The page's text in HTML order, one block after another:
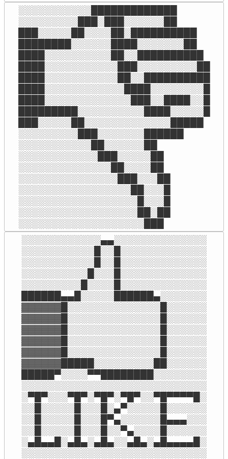
░░░░░░░░░░░█████████████
░░░░░░░░░███░███░░░░░░██
███░░░░░██░░░░██░██████████
████████░░░░░░████░░░░░░░██
████░░░░░░░░░░██░░██████████
████░░░░░░░░░░░███░░░░░░░░░██
████░░░░░░░░░░░██░░██████████
████░░░░░░░░░░░░████░░░░░░░░█
████░░░░░░░░░░░░░███░░████░░█
█████████░░░░░░░░░░████░░░░░█
███░░░░░██░░░░░░░░░░░░░█████
░░░░░░░░░███░░░░░░░██████
░░░░░░░░░░░██░░░░░░██
░░░░░░░░░░░░███░░░░░██
░░░░░░░░░░░░░░██░░░░██
░░░░░░░░░░░░░░░███░░░██
░░░░░░░░░░░░░░░░░██░░░█
░░░░░░░░░░░░░░░░░░█░░░█
░░░░░░░░░░░░░░░░░░██░██
░░░░░░░░░░░░░░░░░░░███
░░░░░░░░░░░░▄▄░░░░░░░░░░░░░░
░░░░░░░░░░░█░░█░░░░░░░░░░░░░
░░░░░░░░░░░█░░█░░░░░░░░░░░░░
░░░░░░░░░░█░░░█░░░░░░░░░░░░░
░░░░░░░░░█░░░░█░░░░░░░░░░░░░
██████▄▄█░░░░░██████▄░░░░░░░
▓▓▓▓▓▓█░░░░░░░░░░░░░░█░░░░░░
▓▓▓▓▓▓█░░░░░░░░░░░░░░█░░░░░░
▓▓▓▓▓▓█░░░░░░░░░░░░░░█░░░░░░
▓▓▓▓▓▓█░░░░░░░░░░░░░░█░░░░░░
▓▓▓▓▓▓█░░░░░░░░░░░░░░█░░░░░░
▓▓▓▓▓▓█████░░░░░░░░░██░░░░░░
█████▀░░░░▀▀████████░░░░░░░░
░░░░░░░░░░░░░░░░░░░░░░░░░░░░
░▀█▀░░░▀█▀░▀█▀░▀█▀░░▀█▀▀▀▀█░
░░█░░░░░█░░░█░▄▀░░░░░█░░░░░░
░░█░░░░░█░░░█▀▄░░░░░░█▄▄▄░░░
░░█░░░░░█░░░█░░▀▄░░░░█░░░░░░
░▄█▄▄█░▄█▄░▄█▄░░▄█▄░▄█▄▄▄▄█░
░░░░░░░░░░░░░░░░░░░░░░░░░░░░